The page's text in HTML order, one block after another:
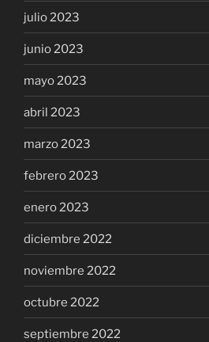
julio 2023
junio 2023
mayo 2023
abril 2023
marzo 2023
febrero 2023
enero 2023
diciembre 2022
noviembre 2022
octubre 2022
septiembre 2022